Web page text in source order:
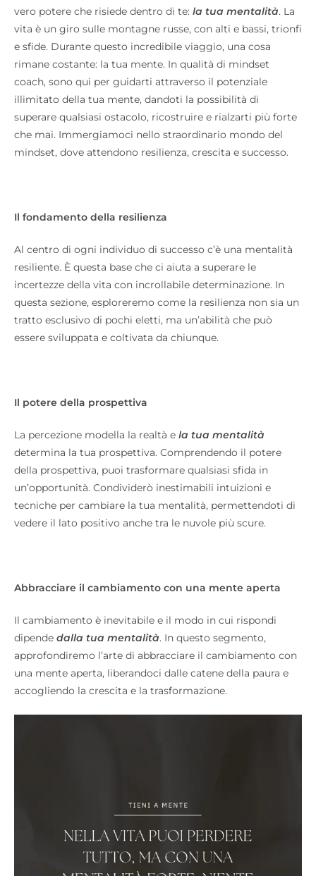
vero potere che risiede dentro di te: la tua mentalità. La
vita è un giro sulle montagne russe, con alti e bassi, trionfi
e sfide. Durante questo incredibile viaggio, una cosa
rimane costante: la tua mente. In qualità di mindset
coach, sono qui per guidarti attraverso il potenziale
illimitato della tua mente, dandoti la possibilità di
superare qualsiasi ostacolo, ricostruire e rialzarti più forte
che mai. Immergiamoci nello straordinario mondo del
mindset, dove attendono resilienza, crescita e successo.
Il fondamento della resilienza
Al centro di ogni individuo di successo c’è una mentalità
resiliente. È questa base che ci aiuta a superare le
incertezze della vita con incrollabile determinazione. In
questa sezione, esploreremo come la resilienza non sia un
tratto esclusivo di pochi eletti, ma un’abilità che può
essere sviluppata e coltivata da chiunque.
Il potere della prospettiva
La percezione modella la realtà e la tua mentalità
determina la tua prospettiva. Comprendendo il potere
della prospettiva, puoi trasformare qualsiasi sfida in
un’opportunità. Condividerò inestimabili intuizioni e
tecniche per cambiare la tua mentalità, permettendoti di
vedere il lato positivo anche tra le nuvole più scure.
Abbracciare il cambiamento con una mente aperta
Il cambiamento è inevitabile e il modo in cui rispondi
dipende dalla tua mentalità. In questo segmento,
approfondiremo l’arte di abbracciare il cambiamento con
una mente aperta, liberandoci dalle catene della paura e
accogliendo la crescita e la trasformazione.